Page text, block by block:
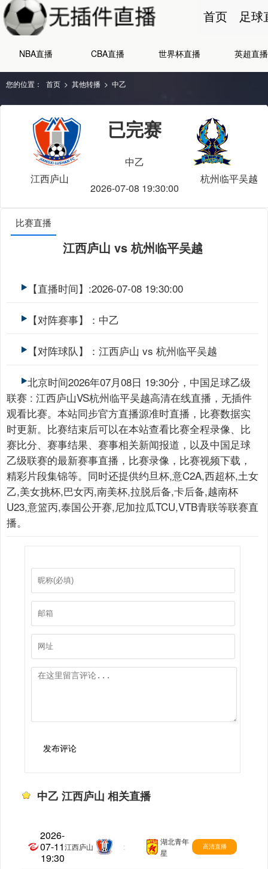
首页 足球
NBA直播 CBA直播 世界杯直播 英超直播
您的位置： 首页 > 其他转播 > 中乙
江西庐山
已完赛
中乙
2026-07-08 19:30:00
杭州临平吴越
比赛直播
江西庐山 vs 杭州临平吴越
【直播时间】:2026-07-08 19:30:00
【对阵赛事】：中乙
【对阵球队】：江西庐山 vs 杭州临平吴越
北京时间2026年07月08日 19:30分，中国足球乙级
联赛 : 江西庐山VS杭州临平吴越高清在线直播，无插件
观看比赛。本站同步官方直播源准时直播，比赛数据实
时更新。比赛结束后可以在本站查看比赛全程录像、比
赛比分、赛事结果、赛事相关新闻报道，以及中国足球
乙级联赛的最新赛事直播，比赛录像，比赛视频下载，
精彩片段集锦等。同时还提供约旦杯,意C2A,西超杯,土女
乙,美女挑杯,巴女丙,南美杯,拉脱后备,卡后备,越南杯
U23,意篮丙,泰国公开赛,尼加拉瓜TCU,VTB青联等联赛直
播。
发布评论
中乙 江西庐山 相关直播
2026-
07-11
19:30
中乙
江西庐山 :
湖北青年
星
高清直播